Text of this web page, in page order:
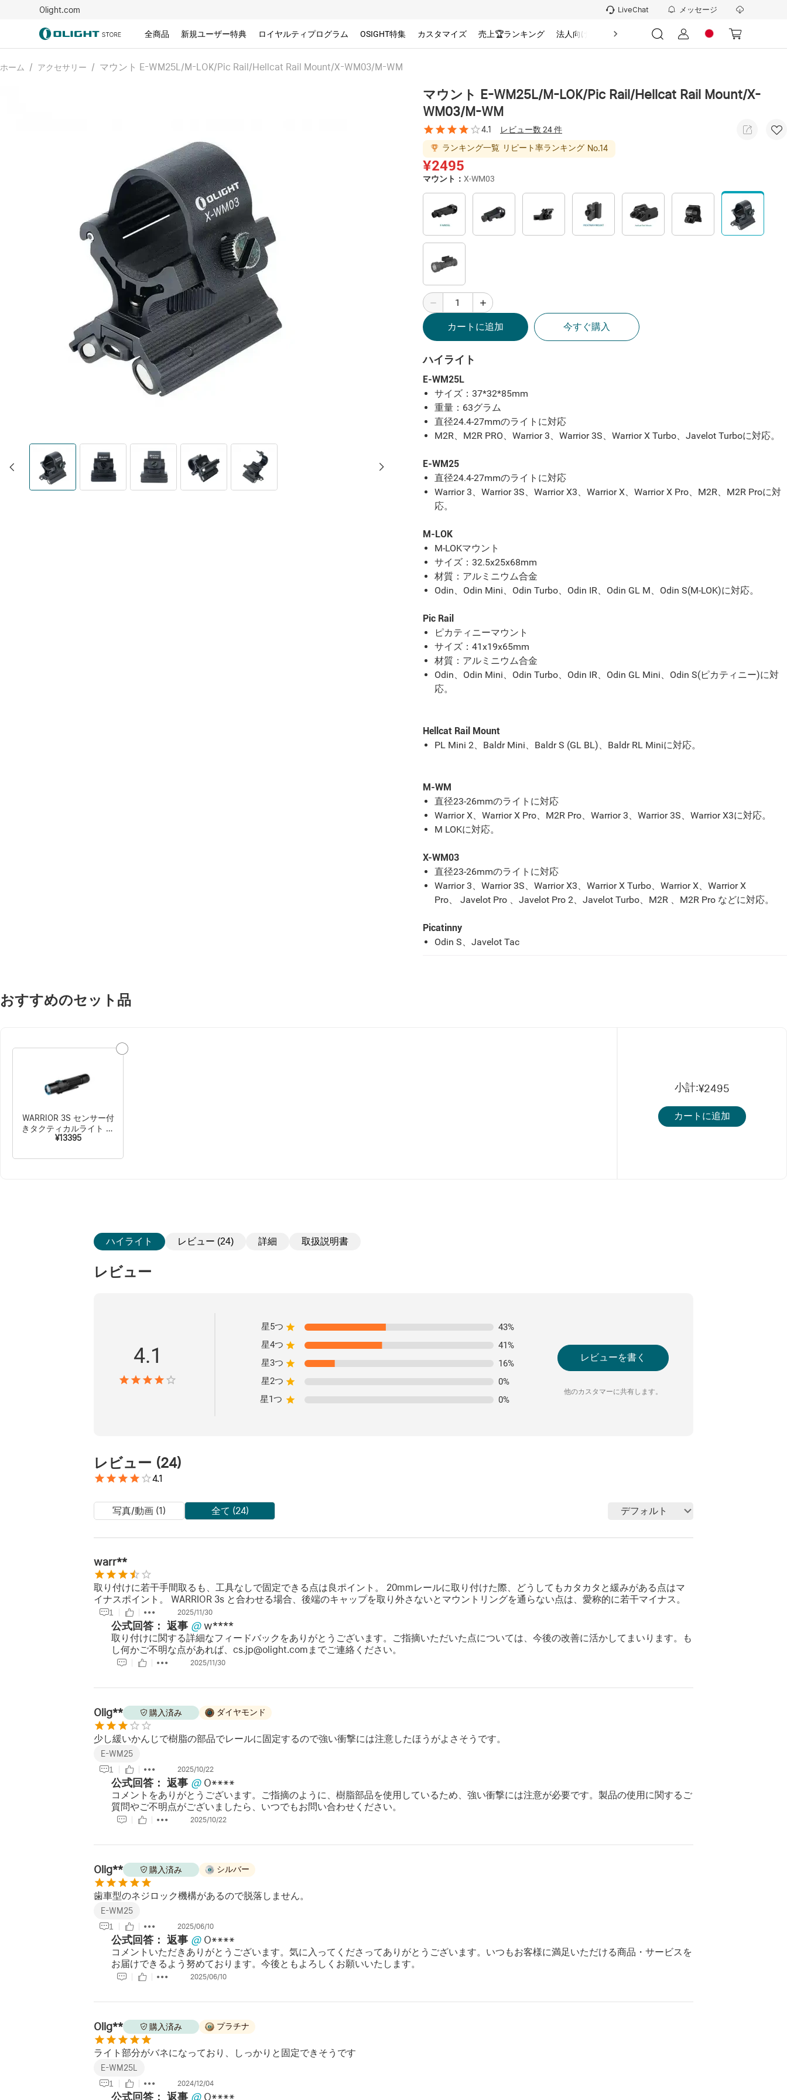
Olight.com LiveChat メッセージ
全商品 新規ユーザー特典 ロイヤルティプログラム OSIGHT特集 カスタマイズ 売上🏆ランキング 法人向け 情報
ホーム / アクセサリー / マウント E-WM25L/M-LOK/Pic Rail/Hellcat Rail Mount/X-WM03/M-WM
マウント E-WM25L/M-LOK/Pic Rail/Hellcat Rail Mount/X-
WM03/M-WM
4.1
レビュー数 24 件
ランキング一覧 リピート率ランキング No.14
¥2495
マウント： X-WM03
カートに追加 今すぐ購入
ハイライト
E-WM25L
サイズ：37*32*85mm
重量：63グラム
直径24.4-27mmのライトに対応
M2R、M2R PRO、 Warrior 3、 Warrior 3S、 Warrior X Turbo、Javelot Turboに対応。
E-WM25
直径24.4-27mmのライトに対応
Warrior 3、Warrior 3S、Warrior X3、Warrior X、Warrior X Pro、M2R、M2R Proに対
応。
M-LOK
M-LOKマウント
サイズ：32.5x25x68mm
材質：アルミニウム合金
Odin、Odin Mini、Odin Turbo、Odin IR、Odin GL M、 Odin S(M-LOK)に対応。
Pic Rail
ピカティニーマウント
サイズ：41x19x65mm
材質：アルミニウム合金
Odin、Odin Mini、Odin Turbo、Odin IR、Odin GL Mini、 Odin S(ピカティニー)に対
応。
Hellcat Rail Mount
PL Mini 2、Baldr Mini、Baldr S (GL BL)、Baldr RL Miniに対応。
M-WM
直径23-26mmのライトに対応
Warrior X、 Warrior X Pro、 M2R Pro、 Warrior 3、Warrior 3S、Warrior X3に対応。
M LOKに対応。
X-WM03
直径23-26mmのライト に対応
Warrior 3、Warrior 3S、Warrior X3、 Warrior X Turbo、Warrior X、Warrior X
Pro、
Javelot Pro 、 Javelot Pro 2、 Javelot Turbo、 M2R 、 M2R Pro などに対応。
Picatinny
Odin S、Javelot Tac
おすすめのセット品
WARRIOR 3S センサー付
きタクティカルライト マ
グネット充電式 懐中電灯
¥13395
小計:¥2495
カートに追加
ハイライト レビュー (24) 詳細 取扱説明書
レビュー
4.1
星5つ 43%
星4つ
41%
星3つ
16%
星2つ
0%
星1つ
0%
レビューを書く
他のカスタマーに共有します。
レビュー (24)
4.1
写真/動画 (1) 全て (24) デフォルト
warr**
取り付けに若干手間取るも、工具なしで固定できる点は良ポイント。 20mmレールに取り付けた際、どうしてもカタカタと緩みがある点はマ
イナスポイント。 WARRIOR 3s と合わせる場合、後端のキャップを取り外さないとマウントリングを通らない点は、愛称的に若干マイナス。
1 2025/11/30
公式回答： 返事 @ w****
取り付けに関する詳細なフィードバックをありがとうございます。ご指摘いただいた点については、今後の改善に活かしてまいります。も
し何かご不明な点があれば、cs.jp@olight.comまでご連絡ください。
2025/11/30
Olig** 購入済み ダイヤモンド
少し緩いかんじで樹脂の部品でレールに固定するので強い衝撃には注意したほうがよさそうです。
E-WM25
1
2025/10/22
公式回答： 返事 @ O****
コメントをありがとうございます。ご指摘のように、樹脂部品を使用しているため、強い衝撃には注意が必要です。製品の使用に関するご
質問やご不明点がございましたら、いつでもお問い合わせください。
2025/10/22
Olig** 購入済み シルバー
歯車型のネジロック機構があるので脱落しません。
E-WM25
1
2025/06/10
公式回答： 返事 @ O****
コメントいただきありがとうございます。気に入ってくださってありがとうございます。いつもお客様に満足いただける商品・サービスを
お届けできるよう努めております。今後ともよろしくお願いいたします。
2025/06/10
Olig** 購入済み プラチナ
ライト部分がバネになっており、しっかりと固定できそうです
E-WM25L
1
2024/12/04
公式回答： 返事 @ O****